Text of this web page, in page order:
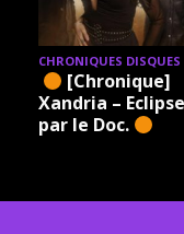
CHRONIQUES DISQUES
[Chronique]
Xandria –
par le Doc.